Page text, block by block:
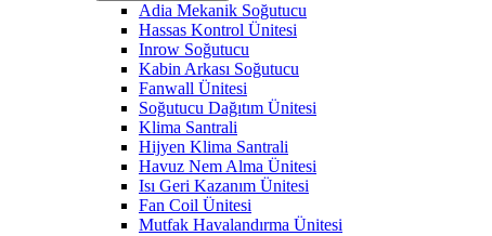
Adia Mekanik Soğutucu
Hassas Kontrol Ünitesi
Inrow Soğutucu
Kabin Arkası Soğutucu
Fanwall Ünitesi
Soğutucu Dağıtım Ünitesi
Klima Santrali
Hijyen Klima Santrali
Havuz Nem Alma Ünitesi
Isı Geri Kazanım Ünitesi
Fan Coil Ünitesi
Mutfak Havalandırma Ünitesi